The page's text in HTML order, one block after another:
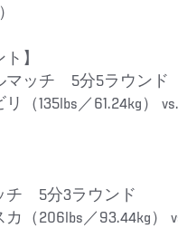
】
マッチ 5分5ラウンド
（135lbs／61.24kg）
チ 5分3ラウンド
（206lbs／93.44kg）